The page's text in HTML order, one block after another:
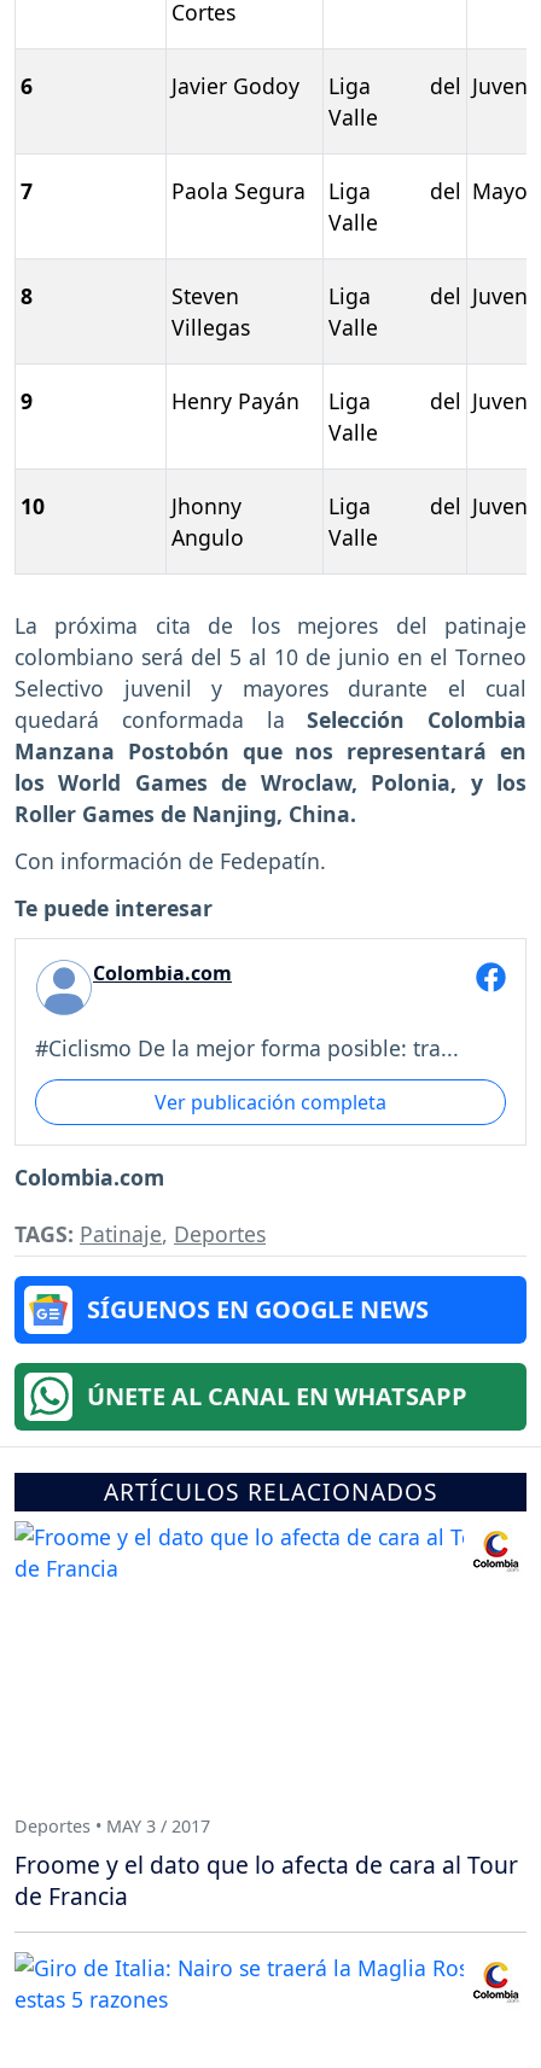
Cortes
6 Javier Godoy
Liga del
Valle
7 Paola Segura
Liga del
Valle
8
Steven
Villegas
Liga del
Valle
9 Henry Payán
Liga del
Valle
10
Jhonny
Angulo
Liga del
Valle
La próxima cita de los mejores del patinaje
colombiano será del 5 al 10 de junio en el Torneo
Selectivo juvenil y mayores durante el cual
quedará conformada la Selección Colombia
Manzana Postobón que nos representará en
los World Games de Wroclaw, Polonia, y los
Roller Games de Nanjing, China.
Con información de Fedepatín.
Te puede interesar
Colombia.com
#Ciclismo De la mejor forma posible: tra...
Ver publicación completa
Colombia.com
TAGS: Patinaje, Deportes
SÍGUENOS EN GOOGLE NEWS
ÚNETE AL CANAL EN WHATSAPP
ARTÍCULOS RELACIONADOS
Deportes • MAY 3 / 2017
Froome y el dato que lo afecta de cara al Tour
de Francia